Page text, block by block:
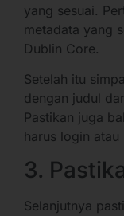
yang sesuai.
metadata yang
Dublin Core.
Setelah itu
dengan judul
Pastikan juga
harus login
3.
Selanjutnya